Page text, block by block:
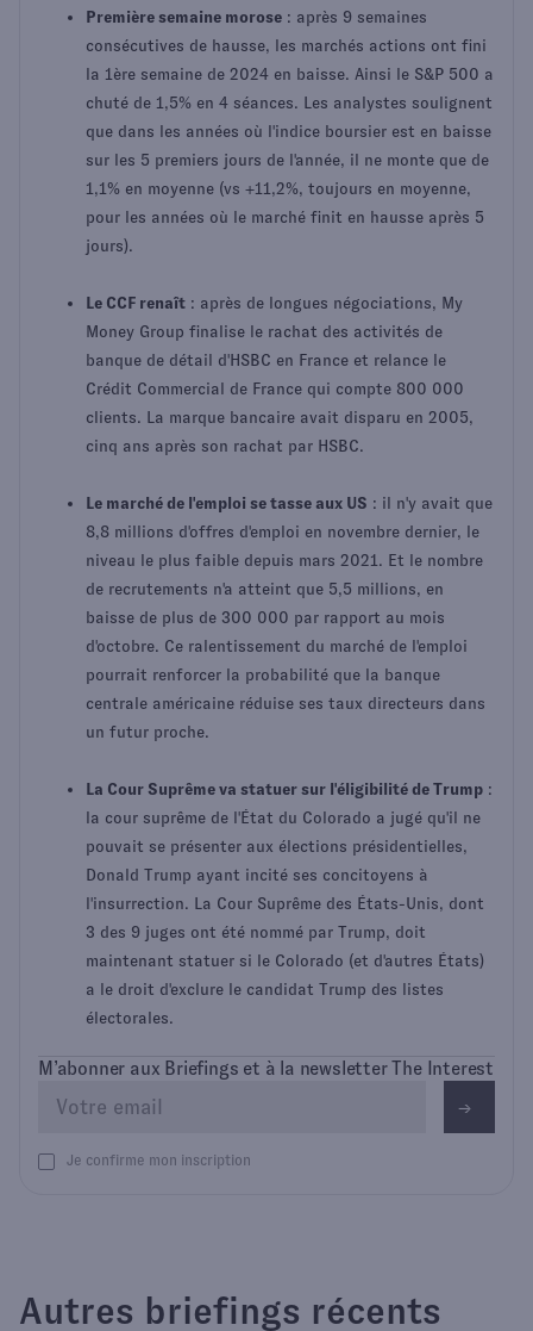
Première semaine morose : après 9 semaines
consécutives de hausse, les marchés actions ont fini
la 1ère semaine de 2024 en baisse. Ainsi le S&P 500 a
chuté de 1,5% en 4 séances. Les analystes soulignent
que dans les années où l'indice boursier est en baisse
sur les 5 premiers jours de l'année, il ne monte que de
1,1% en moyenne (vs +11,2%, toujours en moyenne,
pour les années où le marché finit en hausse après 5
jours).
Le CCF renaît : après de longues négociations, My
Money Group finalise le rachat des activités de
banque de détail d'HSBC en France et relance le
Crédit Commercial de France qui compte 800 000
clients. La marque bancaire avait disparu en 2005,
cinq ans après son rachat par HSBC.
Le marché de l'emploi se tasse aux US : il n'y avait que
8,8 millions d'offres d'emploi en novembre dernier, le
niveau le plus faible depuis mars 2021. Et le nombre
de recrutements n'a atteint que 5,5 millions, en
baisse de plus de 300 000 par rapport au mois
d'octobre. Ce ralentissement du marché de l'emploi
pourrait renforcer la probabilité que la banque
centrale américaine réduise ses taux directeurs dans
un futur proche.
La Cour Suprême va statuer sur l'éligibilité de Trump :
la cour suprême de l'État du Colorado a jugé qu'il ne
pouvait se présenter aux élections présidentielles,
Donald Trump ayant incité ses concitoyens à
l'insurrection. La Cour Suprême des États-Unis, dont
3 des 9 juges ont été nommé par Trump, doit
maintenant statuer si le Colorado (et d'autres États)
a le droit d'exclure le candidat Trump des listes
électorales.
M’abonner aux Briefings et à la newsletter The Interest
Je confirme mon inscription
Autres briefings récents